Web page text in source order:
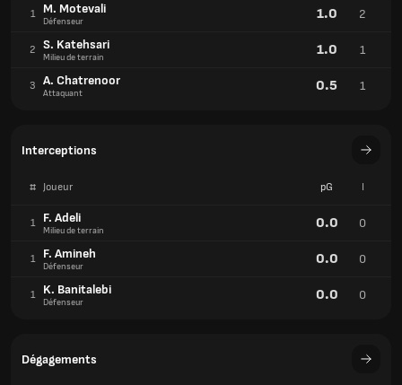
1 M. Motevali
Défenseur 1.0 2
2 S. Katehsari
Milieu de terrain 1.0 1
3 A. Chatrenoor
Attaquant 0.5 1
Interceptions
# Joueur pG I
1 F. Adeli
Milieu de terrain 0.0 0
1 F. Amineh
Défenseur 0.0 0
1 K. Banitalebi
Défenseur 0.0 0
Dégagements